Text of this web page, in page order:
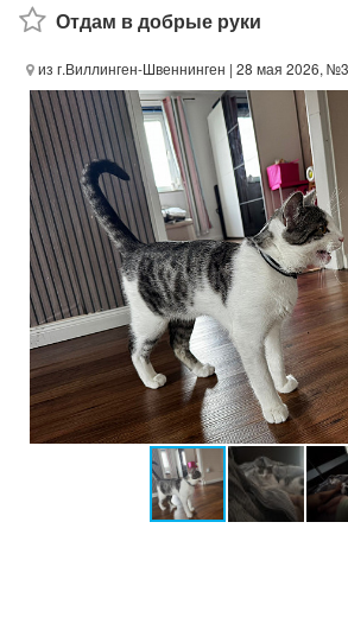
Отдам в добрые руки
из г.Виллинген-Швеннинген | 28 мая 2026,